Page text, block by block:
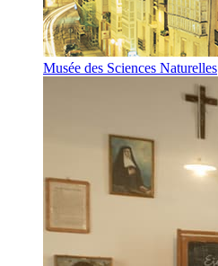
Musée des Sciences Naturelles